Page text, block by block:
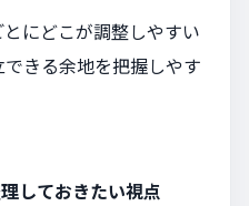
にどこが調整しやすい
きる余地を把握しやす
しておきたい視点